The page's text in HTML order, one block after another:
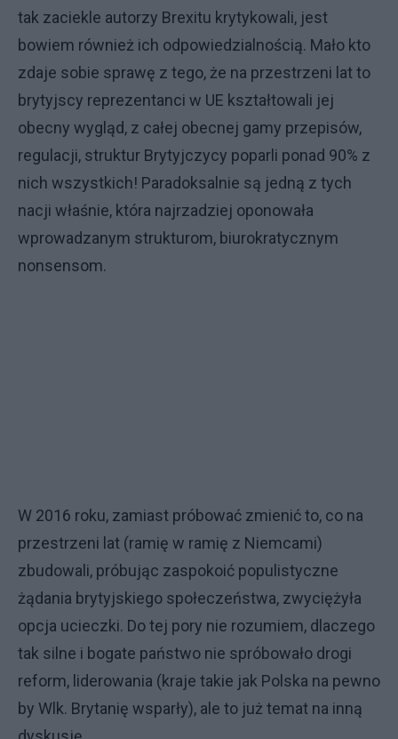
tak zaciekle autorzy Brexitu krytykowali, jest
bowiem również ich odpowiedzialnością. Mało kto
zdaje sobie sprawę z tego, że na przestrzeni lat to
brytyjscy reprezentanci w UE kształtowali jej
obecny wygląd, z całej obecnej gamy przepisów,
regulacji, struktur Brytyjczycy poparli ponad 90% z
nich wszystkich! Paradoksalnie są jedną z tych
nacji właśnie, która najrzadziej oponowała
wprowadzanym strukturom, biurokratycznym
nonsensom.
W 2016 roku, zamiast próbować zmienić to, co na
przestrzeni lat (ramię w ramię z Niemcami)
zbudowali, próbując zaspokoić populistyczne
żądania brytyjskiego społeczeństwa, zwyciężyła
opcja ucieczki. Do tej pory nie rozumiem, dlaczego
tak silne i bogate państwo nie spróbowało drogi
reform, liderowania (kraje takie jak Polska na pewno
by Wlk. Brytanię wsparły), ale to już temat na inną